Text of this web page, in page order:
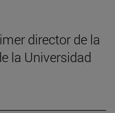
director de la
la Universidad